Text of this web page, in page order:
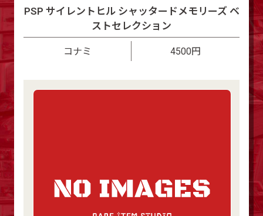
PSP サイレントヒル シャッタードメモリーズ ベ
ストセレクション
コナミ 4500円